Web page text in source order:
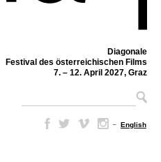
Diagonale
Festival des österreichischen Films
7. – 12. April 2027, Graz
– English